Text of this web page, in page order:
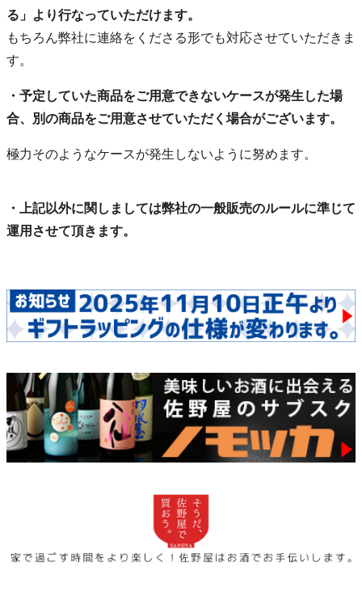
る」より行なっていただけます。
もちろん弊社に連絡をくださる形でも対応させていただきま
す。
・予定していた商品をご用意できないケースが発生した場
合、別の商品をご用意させていただく場合がございます。
極力そのようなケースが発生しないように努めます。
・上記以外に関しましては弊社の一般販売のルールに準じて
運用させて頂きます。